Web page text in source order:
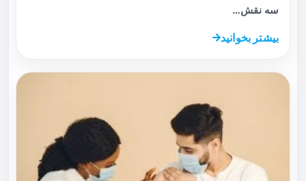
سه نقش…
بیشتر بخوانید